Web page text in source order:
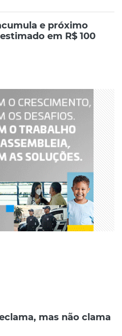
e próximo
em R$ 100
mas não clama